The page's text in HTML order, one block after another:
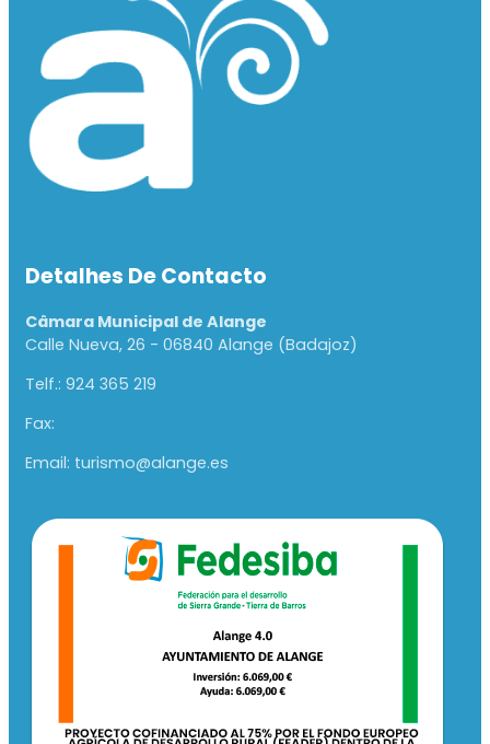
Detalhes De Contacto
Câmara Municipal de Alange
Calle Nueva, 26 - 06840 Alange (Badajoz)
Telf.: 924 365 219
Fax:
Email: turismo@alange.es